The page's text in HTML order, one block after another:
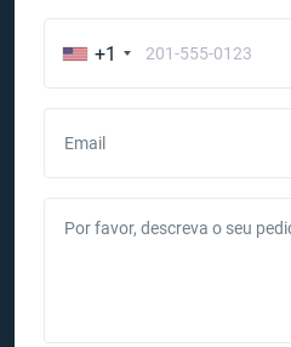
+1
Email
Por favor, descreva o seu